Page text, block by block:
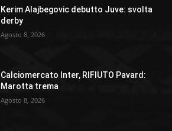
Kerim Alajbegovic debutto Juve: svolta
derby
Agosto 8, 2026
Calciomercato Inter, RIFIUTO Pavard:
Marotta trema
Agosto 8, 2026